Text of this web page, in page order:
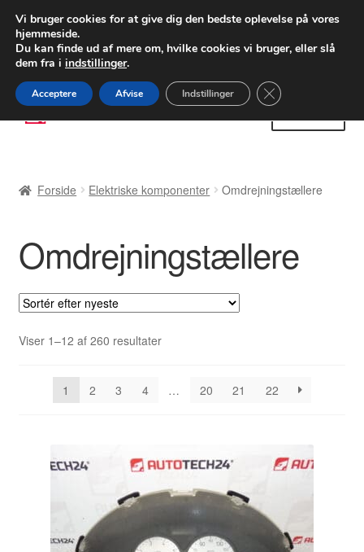
LEVERING fra 55 kr.
FEDEX verdensomspændende forsendelse
80 82 72 02
Spring
til
Spring
til
Betalinger
Kasse
Klage
Klageprocedure
Kontakte
Levering
Om os
Forside Elektriske komponenter Omdrejningstællere
Omdrejningstællere
Viser 1–12 af 260 resultaterSorteret
1
2 3 4 … 20 21 22
Vi bruger cookies for at give dig den bedste oplevelse på vores
hjemmeside.
Du kan finde ud af mere om, hvilke cookies vi bruger, eller slå
dem fra i indstillinger.
Acceptere Afvise Indstillinger Close GDPR